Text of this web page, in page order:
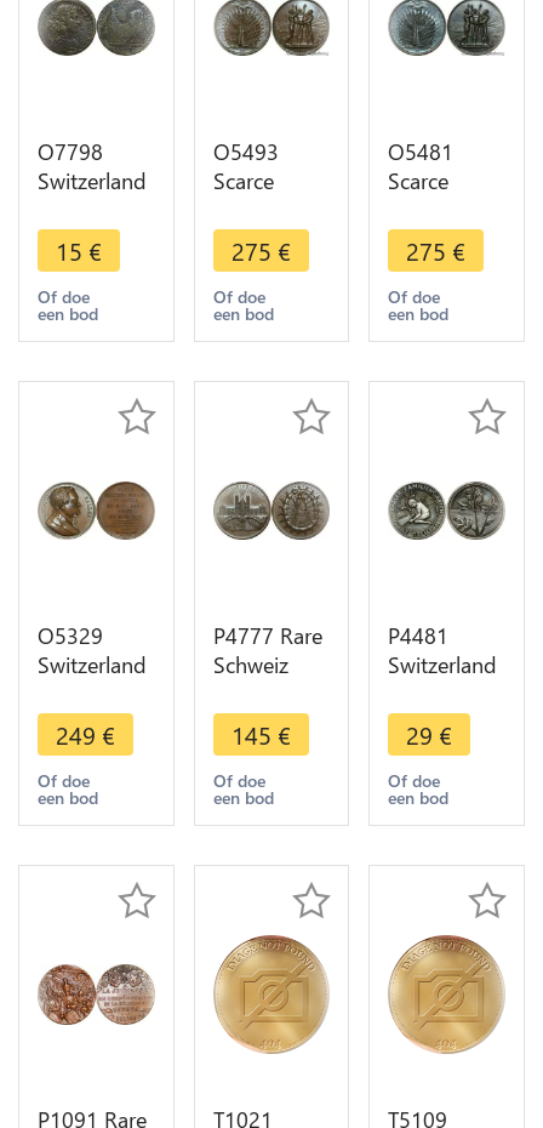
O7798
Switzerland
XIV
Confédération
Helvétique
Canton
1664
15 €
Of doe
een bod
O5493
Scarce
Medal
Langenthal
Bern
Officiers
Desnoyers
275 €
Of doe
een bod
O5481
Scarce
Medal
Langenthal
Bern
Officiers
Desnoyers
275 €
Of doe
een bod
O5329
Switzerland
Albrecht
von Haller
1708 1777
Caqué
Desnoyers
249 €
Of doe
een bod
P4777 Rare
Schweiz
Maria
Einsiedeln
1890
Benziger
UNC
145 €
Of doe
een bod
P4481
Switzerland
Basler
familiengarten
1976 Silver
AU ->Make
29 €
Of doe
een bod
P1091 Rare T1021 T5109